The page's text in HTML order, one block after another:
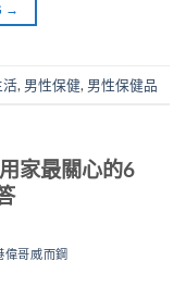
→
活, 男性保健, 男性保健品
家最關心的6
偉哥威而鋼